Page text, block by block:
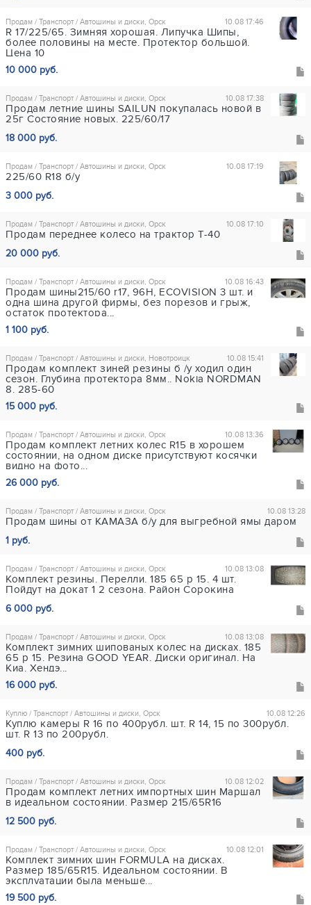
10.08 17:46
Продам / Транспорт / Автошины и диски, Орск
R 17/225/65. Зимняя хорошая. Липучка Шипы,
более половины на месте. Протектор большой.
Цена 10
10 000 руб.
10.08 17:38
Продам / Транспорт / Автошины и диски, Орск
Продам летние шины SAILUN покупалась новой в
25г Состояние новых. 225/60/17
18 000 руб.
10.08 17:19
Продам / Транспорт / Автошины и диски, Орск
225/60 R18 б/у
3 000 руб.
10.08 17:10
Продам / Транспорт / Автошины и диски, Орск
Продам переднее колесо на трактор Т-40
20 000 руб.
10.08 16:43
Продам / Транспорт / Автошины и диски, Орск
Продам шины215/60 r17, 96H, ECOVISION 3 шт. и
одна шина другой фирмы, без порезов и грыж,
остаток протектора...
1 100 руб.
10.08 15:41
Продам / Транспорт / Автошины и диски, Новотроицк
Продам комплект зиней резины б /у ходил один
сезон. Глубина протектора 8мм.. Nokia NORDMAN
8. 285-60
15 000 руб.
10.08 13:36
Продам / Транспорт / Автошины и диски, Орск
Продам комплект летних колес R15 в хорошем
состоянии, на одном диске присутствуют косячки
видно на фото...
26 000 руб.
10.08 13:28
Продам / Транспорт / Автошины и диски, Орск
Продам шины от КАМАЗА б/у для выгребной ямы даром
1 руб.
10.08 13:08
Продам / Транспорт / Автошины и диски, Орск
Комплект резины. Перелли. 185 65 р 15. 4 шт.
Пойдут на докат 1 2 сезона. Район Сорокина
6 000 руб.
10.08 13:08
Продам / Транспорт / Автошины и диски, Орск
Комплект зимних шипованых колес на дисках. 185
65 р 15. Резина GOOD YEAR. Диски оригинал. На
Киа. Хендэ...
16 000 руб.
10.08 12:26
Куплю / Транспорт / Автошины и диски, Орск
Куплю камеры R 16 по 400рубл. шт. R 14, 15 по 300рубл.
шт. R 13 по 200рубл.
400 руб.
10.08 12:02
Продам / Транспорт / Автошины и диски, Орск
Продам комплект летних импортных шин Маршал
в идеальном состоянии. Размер 215/65R16
12 500 руб.
10.08 12:01
Продам / Транспорт / Автошины и диски, Орск
Комплект зимних шин FORMULA на дисках.
Размер 185/65R15. Идеальном состоянии. В
эксплуатации была меньше...
19 500 руб.